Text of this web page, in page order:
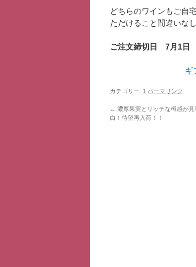
どちらのワインもご自
ただけること間違いな
ご注文締切日 7月1日
ギ
カテゴリー: 1 パーマリンク
← 濃厚果実とリッチな樽感が
白！待望再入荷！！